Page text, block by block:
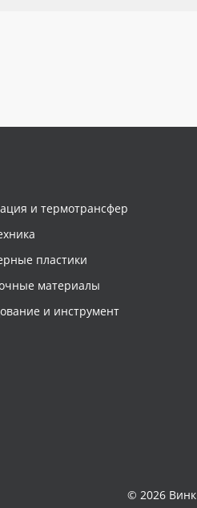
и термотрансфер
пластики
материалы
и инструмент
© 2026 Винк